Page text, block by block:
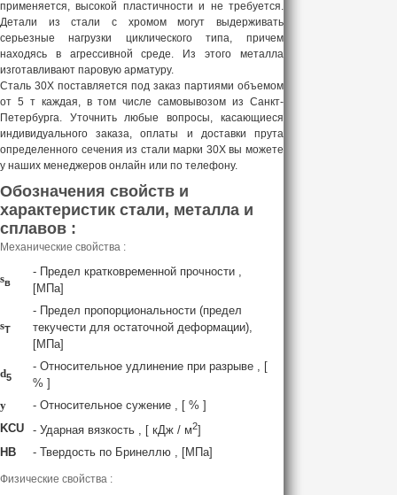
применяется, высокой пластичности и не требуется.
Детали из стали с хромом могут выдерживать
серьезные нагрузки циклического типа, причем
находясь в агрессивной среде. Из этого металла
изготавливают паровую арматуру.
Сталь 30Х поставляется под заказ партиями объемом
от 5 т каждая, в том числе самовывозом из Санкт-
Петербурга. Уточнить любые вопросы, касающиеся
индивидуального заказа, оплаты и доставки прута
определенного сечения из стали марки 30Х вы можете
у наших менеджеров онлайн или по телефону.
Обозначения свойств и
характеристик стали, металла и
сплавов :
Механические свойства :
sв
- Предел кратковременной прочности ,
[МПа]
sT
- Предел пропорциональности (предел
текучести для остаточной деформации),
[МПа]
d5
- Относительное удлинение при разрыве , [
% ]
y
- Относительное сужение , [ % ]
KCU
- Ударная вязкость , [ кДж / м2]
HB
- Твердость по Бринеллю , [МПа]
Физические свойства :